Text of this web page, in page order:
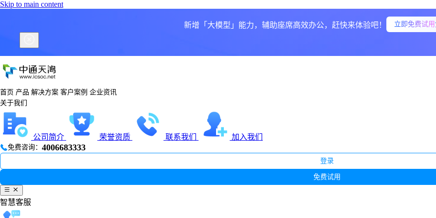
Skip to main content
新增「大模型」能力，辅助座席高效办公，赶快来体验吧！ 立即免费试用
首页 产品 解决方案 客户案例 企业资讯
关于我们
公司简介 荣誉资质 联系我们 加入我们
免费咨询： 4006683333
登录
免费试用
智慧客服